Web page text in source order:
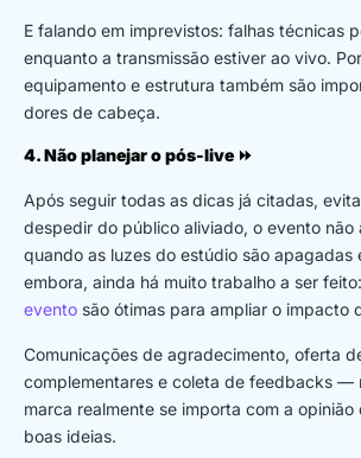
E falando em imprevistos: falhas técnicas
enquanto a transmissão estiver ao vivo.
equipamento e estrutura também são
dores de cabeça.
4. Não planejar o pós-live ⏩
Após seguir todas as dicas já citadas,
despedir do público aliviado, o evento não
quando as luzes do estúdio são apagadas
embora, ainda há muito trabalho a ser feito:
evento são ótimas para ampliar o impacto
Comunicações de agradecimento, oferta
complementares e coleta de feedbacks —
marca realmente se importa com a
boas ideias.